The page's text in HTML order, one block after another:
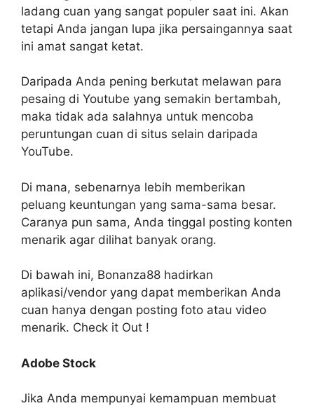
ladang cuan yang sangat populer saat ini. Akan
tetapi Anda jangan lupa jika persaingannya saat
ini amat sangat ketat.
Daripada Anda pening berkutat melawan para
pesaing di Youtube yang semakin bertambah,
maka tidak ada salahnya untuk mencoba
peruntungan cuan di situs selain daripada
YouTube.
Di mana, sebenarnya lebih memberikan
peluang keuntungan yang sama-sama besar.
Caranya pun sama, Anda tinggal posting konten
menarik agar dilihat banyak orang.
Di bawah ini, Bonanza88 hadirkan
aplikasi/vendor yang dapat memberikan Anda
cuan hanya dengan posting foto atau video
menarik. Check it Out !
Adobe Stock
Jika Anda mempunyai kemampuan membuat